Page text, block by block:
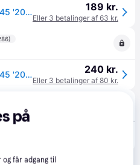
EHEIM - Internal Filter Pickup 45 '2006' - (130.2006) - Klar til levering - Prismatch 189 kr.
Eller 3 betalinger af 63 kr.
EHEIM - Internal Filter Pickup 45 '2006' - (130.2006) 240 kr.
Eller 3 betalinger af 80 kr.
på
får adgang til